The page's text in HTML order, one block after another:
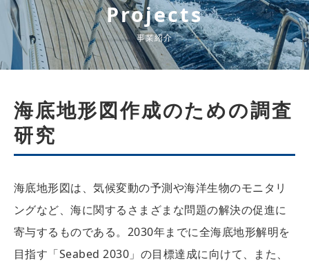
Projects
事業紹介
海底地形図作成のための調査
研究
海底地形図は、気候変動の予測や海洋生物のモニタリ
ングなど、海に関するさまざまな問題の解決の促進に
寄与するものである。2030年までに全海底地形解明を
目指す「Seabed 2030」の目標達成に向けて、また、